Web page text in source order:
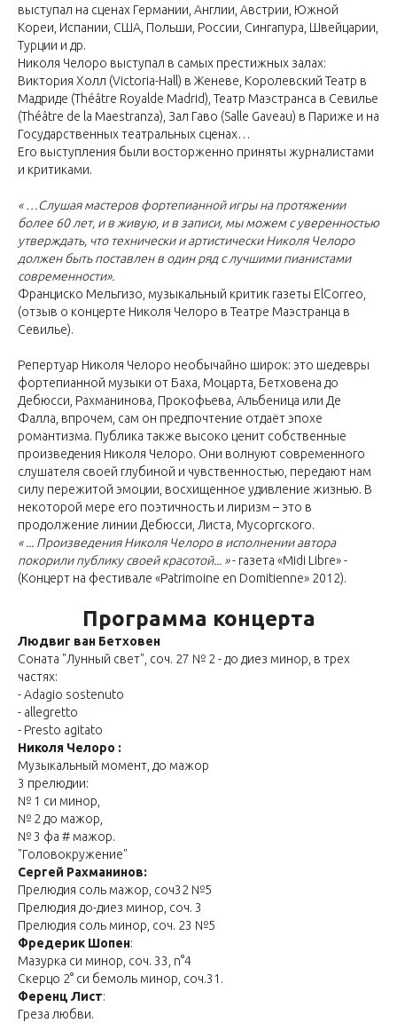
выступал на сценах Германии, Англии, Австрии, Южной
Кореи, Испании, США, Польши, России, Сингапура, Швейцарии,
Турции и др.
Николя Челоро выступал в самых престижных залах:
Виктория Холл (Victoria-Hall) в Женеве, Королевский Театр в
Мадриде (Théâtre Royalde Madrid), Театр Маэстранса в Севилье
(Théâtre de la Maestranza), Зал Гаво (Salle Gaveau) в Париже и на
Государственных театральных сценах…
Его выступления были восторженно приняты журналистами
и критиками.
« …Слушая мастеров фортепианной игры на протяжении
более 60 лет, и в живую, и в записи, мы можем с уверенностью
утверждать, что технически и артистически Николя Челоро
должен быть поставлен в один ряд с лучшими пианистами
современности».
Франциско Мельгизо, музыкальный критик газеты ElCorreo,
(отзыв о концерте Николя Челоро в Театре Маэстранца в
Севилье).
Репертуар Николя Челоро необычайно широк: это шедевры
фортепианной музыки от Баха, Моцарта, Бетховена до
Дебюсси, Рахманинова, Прокофьева, Альбеница или Де
Фалла, впрочем, сам он предпочтение отдаёт эпохе
романтизма. Публика также высоко ценит собственные
произведения Николя Челоро. Они волнуют современного
слушателя своей глубиной и чувственностью, передают нам
силу пережитой эмоции, восхищенное удивление жизнью. В
некоторой мере его поэтичность и лиризм – это в
продолжение линии Дебюсси, Листа, Мусоргского.
« ... Произведения Николя Челоро в исполнении автора
покорили публику своей красотой... »- газета «Midi Libre» -
(Концерт на фестивале «Patrimoine en Domitienne» 2012).
Программа концерта
Людвиг ван Бетховен
Соната "Лунный свет", соч. 27 № 2 - до диез минор, в трех
частях:
- Adagio sostenuto
- allegretto
- Presto agitato
Николя Чeлоро :
Музыкальный момент, до мажор
3 прелюдии:
№ 1 си минор,
№ 2 до мажор,
№ 3 фа # мажор.
"Головокружение"
Сергей Рахманинов:
Прелюдия соль мажор, соч32 №5
Прелюдия до-диез минор, соч. 3
Прелюдия соль минор, соч. 23 №5
Фредерик Шопен:
Мазурка си минор, соч. 33, n°4
Скерцо 2° си бемоль минор, соч.31.
Ференц Лист:
Греза любви.